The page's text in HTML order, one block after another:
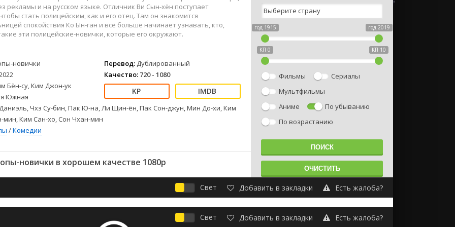
Детские
Драмы
Спорт
Триллеры
Фэнтези
2022
2021
СССР
Фильмы из соцетей
рекламы и на русском языке. Отличник Ви Сын-хён поступает
стать полицейским, как и его отец. Там он знакомится
спокойствия Ко Ын-ган и всё больше начинает узнавать, кто,
эти полицейские-новички, которые его окружают.
новички
Бён-су, Ким Джон-ук
Южная
Перевод: Дублированный
Качество: 720 - 1080
Чхэ Су-бин, Пак Ю-на, Ли Щин-ён, Пак Сон-джун, Мин До-хи, Ким
мин, Ким Сан-хо, Сон Чхан-мин
/Комедии
новички в хорошем качестве 1080p
год 1915 год 2019
КП 0 КП 10
Фильмы
Сериалы
Мультфильмы
Аниме
По убыванию
По возрастанию
Свет Добавить в закладки Есть жалоба?
Свет Добавить в закладки Есть жалоба?